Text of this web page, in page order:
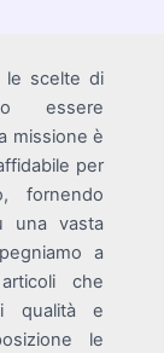
le scelte di
essere
missione è
per
fornendo
una vasta
a
che
qualità e
le